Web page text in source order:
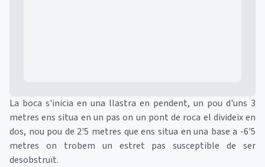
La boca s'inicia en una llastra en pendent, un pou d'uns 3
metres ens situa en un pas on un pont de roca el divideix en
dos, nou pou de 2'5 metres que ens situa en una base a -6'5
metres on trobem un estret pas susceptible de ser
desobstruït.